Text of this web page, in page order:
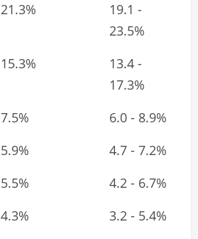
21.3%
19.1 -
23.5%
15.3%
13.4 -
17.3%
7.5%
6.0 - 8.9%
5.9%
4.7 - 7.2%
5.5%
4.2 - 6.7%
4.3%
3.2 - 5.4%